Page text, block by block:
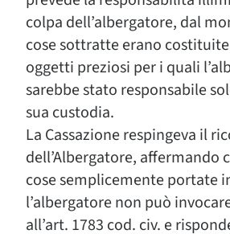
colpa dell’albergatore, dal
cose sottratte erano
oggetti preziosi per i quali
sarebbe stato responsabile
sua custodia.
La Cassazione respingeva il
dell’Albergatore, affermando
cose semplicemente portate
l’albergatore non può
all’art. 1783 cod. civ. e